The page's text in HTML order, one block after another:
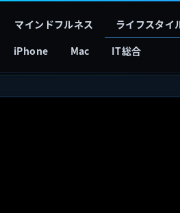
マインドフルネス ライフスタイ
iPhone Mac IT総合